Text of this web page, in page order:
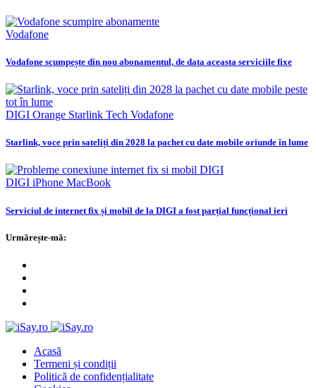
Vodafone
Vodafone scumpește din nou abonamentul, de data aceasta serviciile fixe
DIGI Orange Starlink Tech Vodafone
Starlink, voce prin sateliți din 2028 la pachet cu date mobile oriunde în lume
DIGI iPhone MacBook
Serviciul de internet fix și mobil de la DIGI a fost parțial funcțional ieri
Urmărește-mă:
Acasă
Termeni și condiții
Politică de confidențialitate